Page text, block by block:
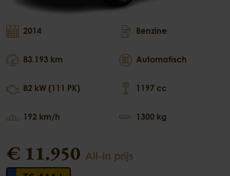
2014
83.193 km
82 kW (111 PK)
192 km/h
Benzine
Automatisch
1197 cc
1300 kg
€ 11.950 All-in prijs